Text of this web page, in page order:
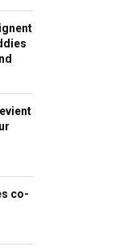
co-